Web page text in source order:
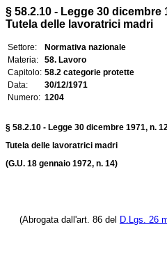
§ 58.2.10 - Legge 30 dicembre
Tutela delle lavoratrici madri
Settore:
Normativa nazionale
Materia:
58. Lavoro
Capitolo: 58.2 categorie protette
Data:
30/12/1971
Numero: 1204
§ 58.2.10 - Legge 30 dicembre 1971, n.
Tutela delle lavoratrici madri
(G.U. 18 gennaio 1972, n. 14)
(Abrogata dall'art. 86 del D.Lgs. 26